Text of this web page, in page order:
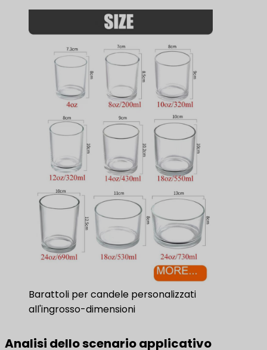
Barattoli per candele personalizzati
all'ingrosso-dimensioni
Analisi dello scenario applicativo